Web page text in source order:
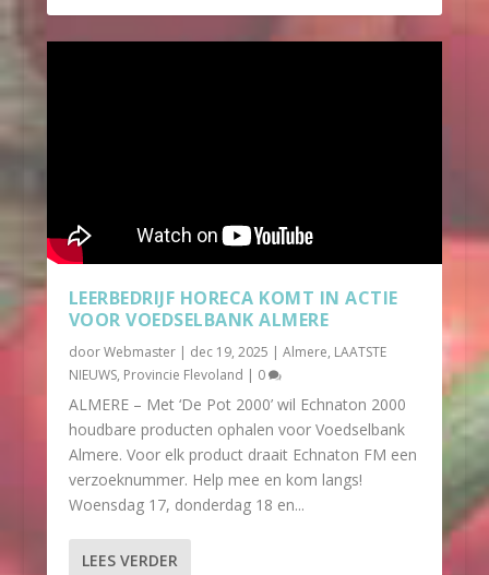
LEERBEDRIJF HORECA KOMT IN ACTIE
VOOR VOEDSELBANK ALMERE
doorWebmaster| dec 19, 2025 | Almere, LAATSTE
NIEUWS, Provincie Flevoland | 0
ALMERE – Met ‘De Pot 2000’ wil Echnaton 2000
houdbare producten ophalen voor Voedselbank
Almere. Voor elk product draait Echnaton FM een
verzoeknummer. Help mee en kom langs!
Woensdag 17, donderdag 18 en...
LEES VERDER